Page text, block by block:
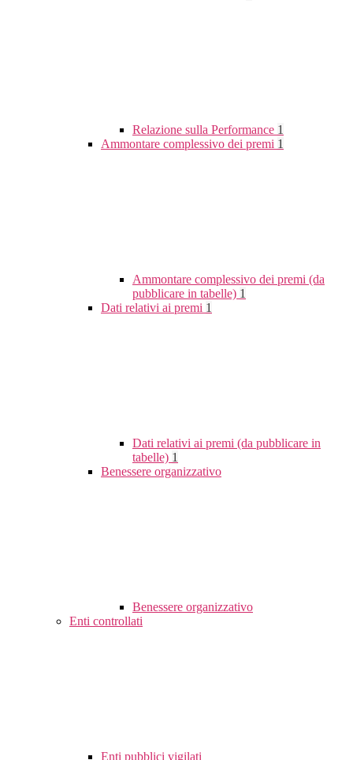
Relazione sulla Performance 1
Ammontare complessivo dei premi 1
Ammontare complessivo dei premi (da
pubblicare in tabelle) 1
Dati relativi ai premi 1
Dati relativi ai premi (da pubblicare in
tabelle) 1
Benessere organizzativo
Benessere organizzativo
Enti controllati
Enti pubblici vigilati